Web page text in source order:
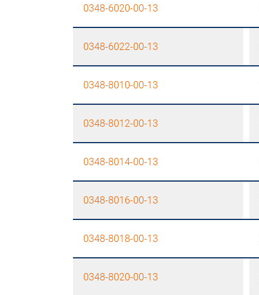
0348-6020-00-13
0348-6022-00-13
0348-8010-00-13
0348-8012-00-13
0348-8014-00-13
0348-8016-00-13
0348-8018-00-13
0348-8020-00-13